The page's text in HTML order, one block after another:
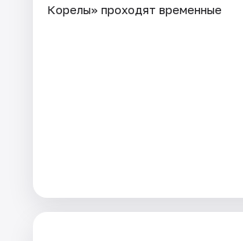
Корелы» проходят временные